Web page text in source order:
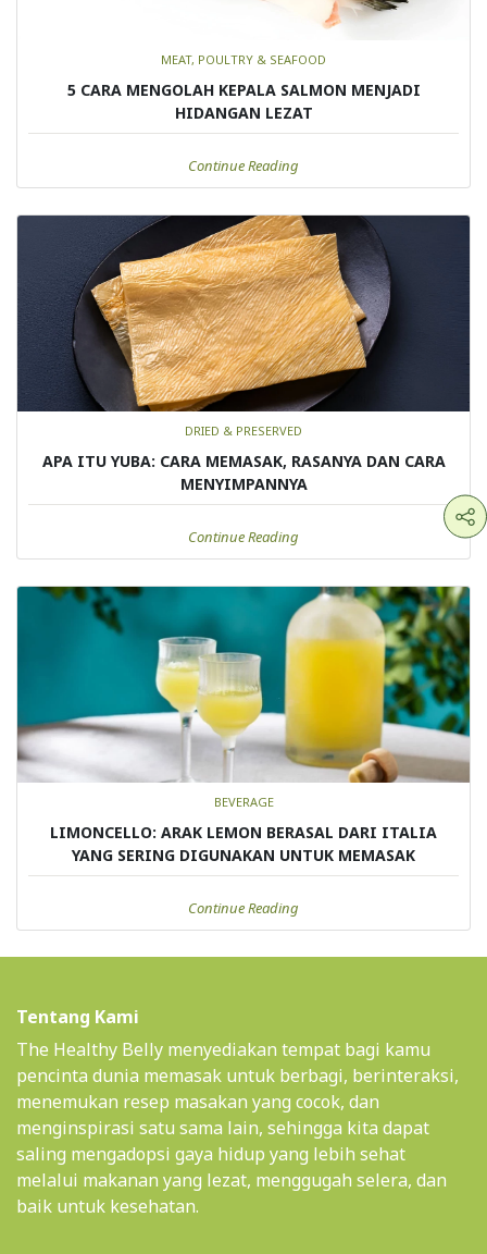
MEAT, POULTRY & SEAFOOD
5 CARA MENGOLAH KEPALA SALMON MENJADI
HIDANGAN LEZAT
Continue Reading
DRIED & PRESERVED
APA ITU YUBA: CARA MEMASAK, RASANYA DAN CARA
MENYIMPANNYA
Continue Reading
BEVERAGE
LIMONCELLO: ARAK LEMON BERASAL DARI ITALIA
YANG SERING DIGUNAKAN UNTUK MEMASAK
Continue Reading
Tentang Kami
The Healthy Belly menyediakan tempat bagi kamu
pencinta dunia memasak untuk berbagi, berinteraksi,
menemukan resep masakan yang cocok, dan
menginspirasi satu sama lain, sehingga kita dapat
saling mengadopsi gaya hidup yang lebih sehat
melalui makanan yang lezat, menggugah selera, dan
baik untuk kesehatan.